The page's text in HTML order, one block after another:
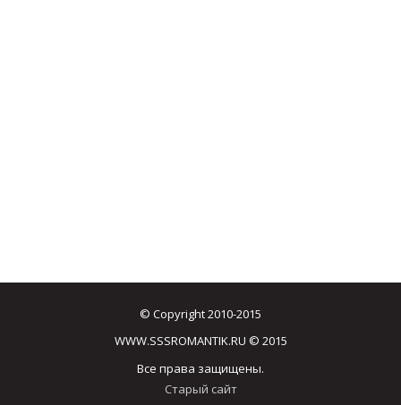
© Copyright 2010-2015
WWW.SSSROMANTIK.RU © 2015
Все права защищены.
Старый сайт